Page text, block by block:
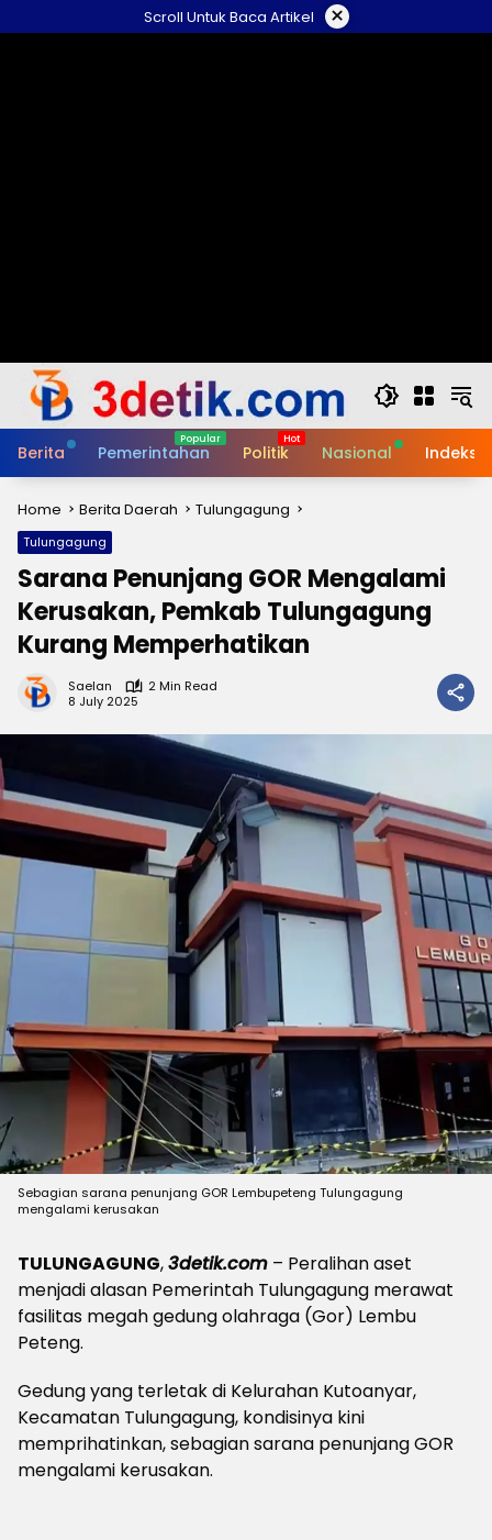
to
Scroll Untuk Baca Artikel ×
Berita Pemerintahan Politik Nasional Indeks
Home Berita Daerah Tulungagung
Tulungagung
Sarana Penunjang GOR Mengalami
Kerusakan, Pemkab Tulungagung
Kurang Memperhatikan
Saelan
2 Min Read
8 July 2025
Sebagian sarana penunjang GOR Lembupeteng Tulungagung
mengalami kerusakan
TULUNGAGUNG,3detik.com – Peralihan aset
menjadi alasan Pemerintah Tulungagung merawat
fasilitas megah gedung olahraga (Gor) Lembu
Peteng.
Gedung yang terletak di Kelurahan Kutoanyar,
Kecamatan Tulungagung, kondisinya kini
memprihatinkan, sebagian sarana penunjang GOR
mengalami kerusakan.